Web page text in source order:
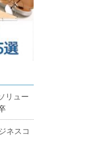
リュー
ネスコ